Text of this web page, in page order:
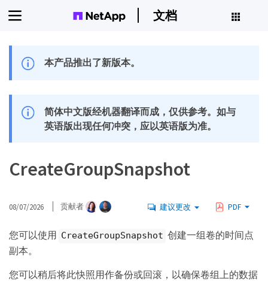
文档
本产品推出了新版本。
简体中文版经机器翻译而成，仅供参考。如与
英语版出现任何冲突，应以英语版为准。
CreateGroupSnapshot
08/07/2026 贡献者 建议更改 PDF
您可以使用 CreateGroupSnapshot 创建一组卷的时间点
副本。
您可以稍后将此快照用作备份或回滚，以确保卷组上的数据